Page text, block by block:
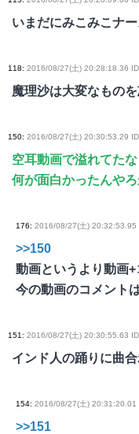
いまだにみこみこナ
118: 2016/08/27(土) 20:28:18.36
魔理沙は大変なもの
150: 2016/08/27(土) 20:30:53.29
空耳動画で溢れてたな
何が面白かったんや
176: 2016/08/27(土) 20:32:53.95
>>150
動画というより動画
今の動画のコメント
151: 2016/08/27(土) 20:30:55.63
インド人の踊りに曲
154: 2016/08/27(土) 20:31:20.01
>>151